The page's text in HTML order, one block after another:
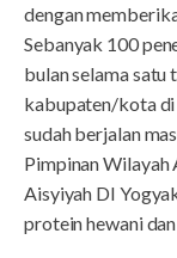
dengan
Sebanyak 100
bulan selama satu
kabupaten/kota di
sudah berjalan
Pimpinan Wilayah
Aisyiyah DI
protein hewani